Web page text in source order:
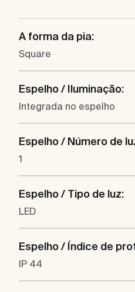
A forma da pia:
Square
Espelho / Iluminação:
Integrada no espelho
Espelho / Número de
1
Espelho / Tipo de luz:
LED
Espelho / Índice de
IP 44